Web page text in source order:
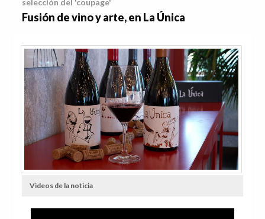
Fusión de vino y arte, en La Única
Videos de la noticia